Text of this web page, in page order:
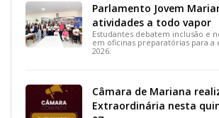
Parlamento Jovem
atividades a todo vapor
Estudantes debatem inclusão e
em oficinas preparatórias para a
2026.
Câmara de Mariana
Extraordinária nesta